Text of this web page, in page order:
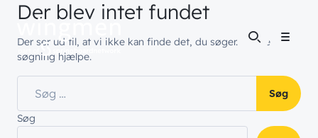
Menu
Der blev intet fundet
Der ser ud til, at vi ikke kan finde det, du søger. Måske vil en
søgning hjælpe.
Søg